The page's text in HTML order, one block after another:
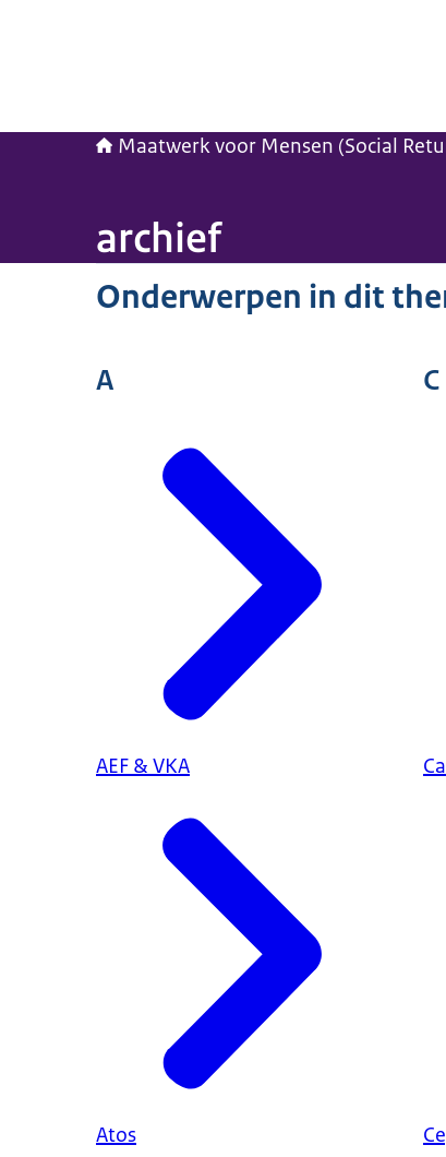
Maatwerk voor Mensen (Social
archief
Onderwerpen in dit
A
AEF & VKA
Atos
C